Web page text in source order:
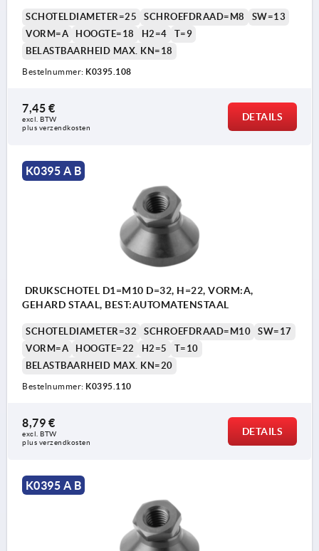
SCHOTELDIAMETER=25 SCHROEFDRAAD=M8
SW=13
VORM=A
HOOGTE=18 H2=4
T=9
BELASTBAARHEID MAX. KN=18
Bestelnummer: K0395.108
7,45 €
excl. BTW
plus verzendkosten
DETAILS
K0395 A B
DRUKSCHOTEL D1=M10 D=32, H=22, VORM:A,
GEHARD STAAL, BEST:AUTOMATENSTAAL
SCHOTELDIAMETER=32 SCHROEFDRAAD=M10
SW=17
VORM=A
HOOGTE=22 H2=5
T=10
BELASTBAARHEID MAX. KN=20
Bestelnummer: K0395.110
8,79 €
excl. BTW
plus verzendkosten
DETAILS
K0395 A B